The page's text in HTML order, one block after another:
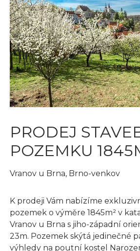
PRODEJ
POZEMKU
Vranov u Brna, Brno-venkov
K prodeji Vám nabízíme
pozemek o výměre 1845m² v
Vranov u Brna s jiho-západní
23m. Pozemek skýtá jedinečné
výhledy na poutní kostel